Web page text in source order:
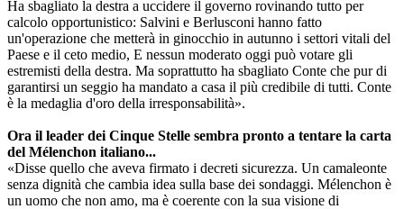
Ha sbagliato la destra a uccidere il governo rovinando tutto per
calcolo opportunistico: Salvini e Berlusconi hanno fatto
un'operazione che metterà in ginocchio in autunno i settori vitali del
Paese e il ceto medio, E nessun moderato oggi può votare gli
estremisti della destra. Ma soprattutto ha sbagliato Conte che pur di
garantirsi un seggio ha mandato a casa il più credibile di tutti. Conte
è la medaglia d'oro della irresponsabilità».
Ora il leader dei Cinque Stelle sembra pronto a tentare la carta
del Mélenchon italiano...
«Disse quello che aveva firmato i decreti sicurezza. Un camaleonte
senza dignità che cambia idea sulla base dei sondaggi. Mélenchon è
un uomo che non amo, ma è coerente con la sua visione di